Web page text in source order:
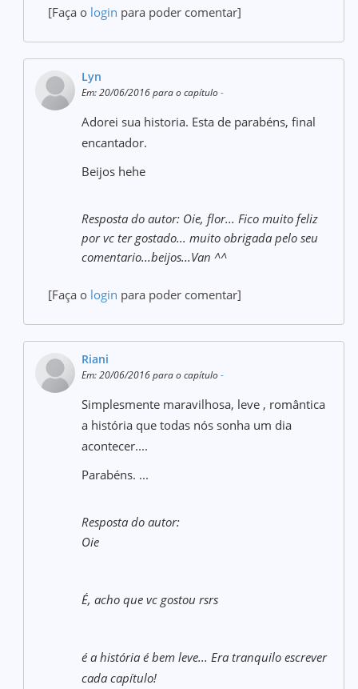
[Faça o login para poder comentar]
Lyn
Em: 20/06/2016 para o capítulo-
Adorei sua historia. Esta de parabéns, final
encantador.
Beijos hehe
Resposta do autor: Oie, flor... Fico muito feliz
por vc ter gostado... muito obrigada pelo seu
comentario...beijos...Van ^^
[Faça o login para poder comentar]
Riani
Em: 20/06/2016 para o capítulo-
Simplesmente maravilhosa, leve , romântica
a história que todas nós sonha um dia
acontecer....
Parabéns. ...
Resposta do autor:
Oie
É, acho que vc gostou rsrs
é a história é bem leve... Era tranquilo escrever
cada capítulo!